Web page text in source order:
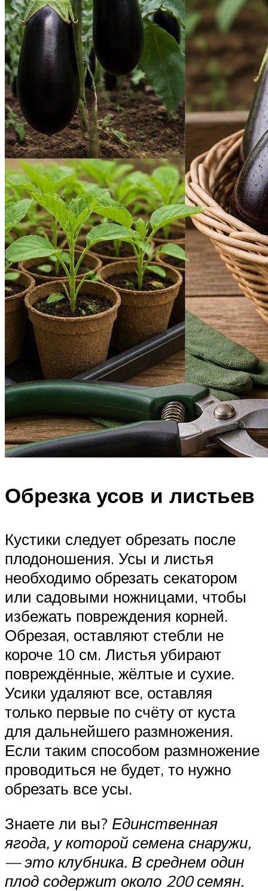
Обрезка усов и листьев
Кустики следует обрезать после
плодоношения. Усы и листья
необходимо обрезать секатором
или садовыми ножницами, чтобы
избежать повреждения корней.
Обрезая, оставляют стебли не
короче 10 см. Листья убирают
повреждённые, жёлтые и сухие.
Усики удаляют все, оставляя
только первые по счёту от куста
для дальнейшего размножения.
Если таким способом размножение
проводиться не будет, то нужно
обрезать все усы.
Знаете ли вы? Единственная
ягода, у которой семена снаружи,
— это клубника. В среднем один
плод содержит около 200 семян.